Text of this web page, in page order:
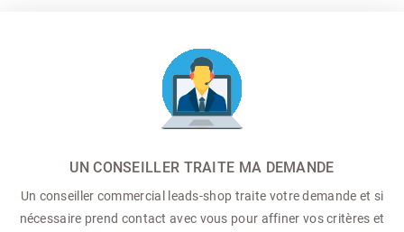
UN CONSEILLER TRAITE MA DEMANDE
Un conseiller commercial
leads-shop traite votre demande et si
nécessaire prend contact avec vous pour affiner vos critères et